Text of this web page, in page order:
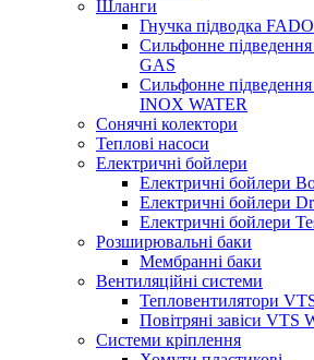
Шланги
Гнучка підводка
Сильфонне
GAS
Сильфонне
INOX WATER
Сонячні колектори
Теплові насоси
Електричні бойлери
Електричні бойлери
Електричні бойлери
Електричні бойлери
Розширювальні баки
Мембранні баки
Вентиляційні системи
Тепловентилятори
Повітряні завіси VTS
Системи кріплення